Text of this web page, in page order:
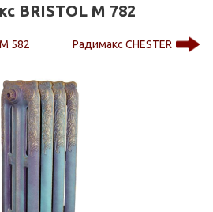
BRISTOL M 782
582 Радимакс CHESTER